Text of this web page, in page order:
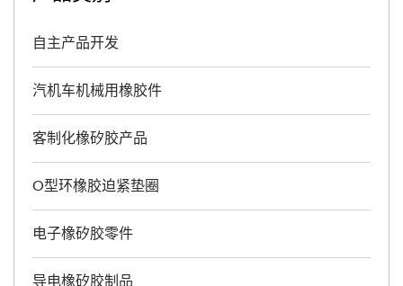
自主产品开发
汽机车机械用橡胶件
客制化橡矽胶产品
O型环橡胶迫紧垫圈
电子橡矽胶零件
导电橡矽胶制品